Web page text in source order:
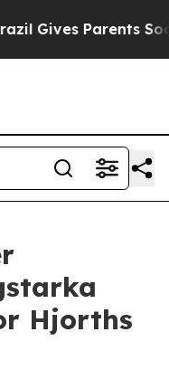
Parents Social
Hjorths